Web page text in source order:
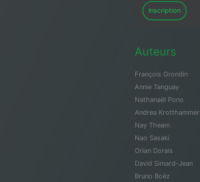
Inscription
Auteurs
François Grondin
Annie Tanguay
Nathanaël Pono
Andrea Krotthammer
Nay Theam
Nao Sasaki
Orian Dorais
David Simard-Jean
Bruno Boëz